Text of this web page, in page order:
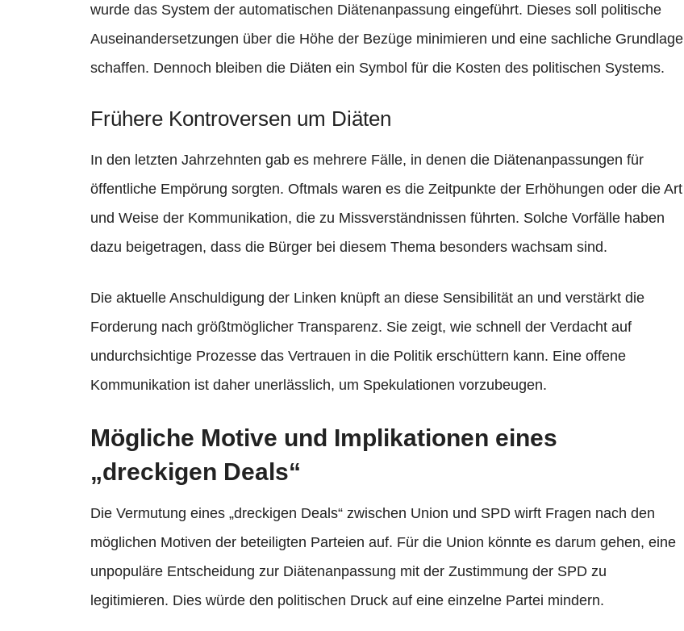
wurde das System der automatischen Diätenanpassung eingeführt. Dieses soll politische
Auseinandersetzungen über die Höhe der Bezüge minimieren und eine sachliche Grundlage
schaffen. Dennoch bleiben die Diäten ein Symbol für die Kosten des politischen Systems.
Frühere Kontroversen um Diäten
In den letzten Jahrzehnten gab es mehrere Fälle, in denen die Diätenanpassungen für
öffentliche Empörung sorgten. Oftmals waren es die Zeitpunkte der Erhöhungen oder die Art
und Weise der Kommunikation, die zu Missverständnissen führten. Solche Vorfälle haben
dazu beigetragen, dass die Bürger bei diesem Thema besonders wachsam sind.
Die aktuelle Anschuldigung der Linken knüpft an diese Sensibilität an und verstärkt die
Forderung nach größtmöglicher Transparenz. Sie zeigt, wie schnell der Verdacht auf
undurchsichtige Prozesse das Vertrauen in die Politik erschüttern kann. Eine offene
Kommunikation ist daher unerlässlich, um Spekulationen vorzubeugen.
Mögliche Motive und Implikationen eines
„dreckigen Deals“
Die Vermutung eines „dreckigen Deals“ zwischen Union und SPD wirft Fragen nach den
möglichen Motiven der beteiligten Parteien auf. Für die Union könnte es darum gehen, eine
unpopuläre Entscheidung zur Diätenanpassung mit der Zustimmung der SPD zu
legitimieren. Dies würde den politischen Druck auf eine einzelne Partei mindern.